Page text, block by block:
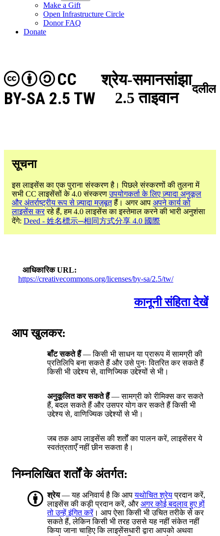
Make a Gift
Open Infrastructure Circle
Donor FAQ
Donate
श्रेय-समानसांझा
2.5 ताइवान
CC
BY-SA 2.5 TW
दलील
सूचना
इस लाइसेंस का एक पुराना संस्करण है। पिछले संस्करणों की तुलना में
सभी CC लाइसेंसों के 4.0 संस्करणउपयोगकर्ता के लिए ज़्यादा अनुकूल
और अंतर्राष्ट्रीय रूप से ज़्यादा मज़बूतहैं। अगर आप अपने कार्य को
लाइसेंस कररहे हैं, हम 4.0 लाइसेंस का इस्तेमाल करने की भारी अनुशंसा
देंगे: Deed - 姓名標示─相同方式分享 4.0 國際
आधिकारिक URL
https://creativecommons.org/licenses/by-sa/2.5/tw/
कानूनी संहिता देखें
आप खुलकर:
बाँट सकते हैं— किसी भी साधन या प्रारूप में सामग्री की
प्रतिलिपि बना सकते हैं और उसे पुनः वितरित कर सकते हैं
किसी भी उद्देश्य से, वाणिज्यिक उद्देश्यों से भी।
अनुकूलित कर सकते हैं— सामग्री को रीमिक्स कर सकते
हैं, बदल सकते हैं और उसपर योग कर सकते हैं किसी भी
उद्देश्य से, वाणिज्यिक उद्देश्यों से भी।
जब तक आप लाइसेंस की शर्तों का पालन करें, लाइसेंसर ये
स्वतंत्रताएँ नहीं छीन सकता है।
निम्नलिखित शर्तों के अंतर्गत:
श्रेय— यह अनिवार्य है कि आपयथोचित श्रेयप्रदान करें,
लाइसेंस की कड़ी प्रदान करें, औरअगर कोई बदलाव हुए हों
तो उन्हें इंगित करें। आप ऐसा किसी भी उचित तरीके से कर
सकते हैं, लेकिन किसी भी तरह उससे यह नहीं संकेत नहीं
किया जाना चाहिए कि लाइसेंसधारी द्वारा आपको अथवा